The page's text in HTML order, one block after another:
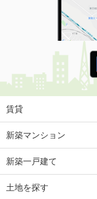
賃貸
新築マンション
新築一戸建て
土地を探す